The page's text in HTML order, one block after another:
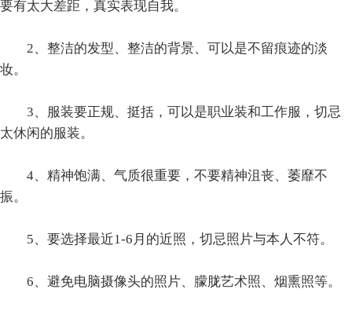
要有太大差距，真实表现自我。
2、整洁的发型、整洁的背景、可以是不留痕迹的淡
妆。
3、服装要正规、挺括，可以是职业装和工作服，切忌
太休闲的服装。
4、精神饱满、气质很重要，不要精神沮丧、萎靡不
振。
5、要选择最近1-6月的近照，切忌照片与本人不符。
6、避免电脑摄像头的照片、朦胧艺术照、烟熏照等。